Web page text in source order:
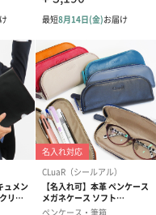
セージカ
you）ピ
）
Birthday ホワ
刷なし）（